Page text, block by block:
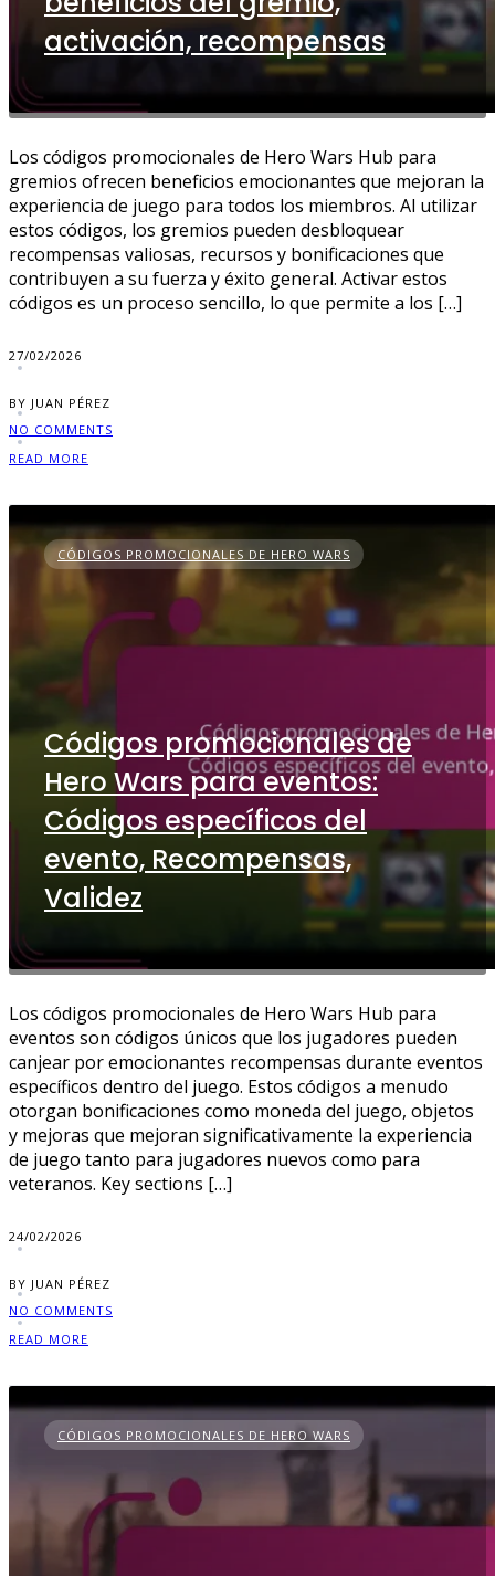
activación, recompensas
Los códigos promocionales de Hero Wars Hub para
gremios ofrecen beneficios emocionantes que mejoran la
experiencia de juego para todos los miembros. Al utilizar
estos códigos, los gremios pueden desbloquear
recompensas valiosas, recursos y bonificaciones que
contribuyen a su fuerza y éxito general. Activar estos
códigos es un proceso sencillo, lo que permite a los […]
27/02/2026
BY JUAN PÉREZ
NO COMMENTS
READ MORE
CÓDIGOS PROMOCIONALES DE HERO WARS
Códigos promocionales de
Hero Wars para eventos:
Códigos específicos del
evento, Recompensas,
Validez
Los códigos promocionales de Hero Wars Hub para
eventos son códigos únicos que los jugadores pueden
canjear por emocionantes recompensas durante eventos
específicos dentro del juego. Estos códigos a menudo
otorgan bonificaciones como moneda del juego, objetos
y mejoras que mejoran significativamente la experiencia
de juego tanto para jugadores nuevos como para
veteranos. Key sections […]
24/02/2026
BY JUAN PÉREZ
NO COMMENTS
READ MORE
CÓDIGOS PROMOCIONALES DE HERO WARS